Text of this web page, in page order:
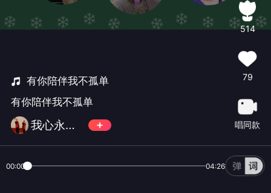
有你陪伴我不孤单
有你陪伴我不孤单
我心永恒844
514
79
唱同款
00:00 04:26